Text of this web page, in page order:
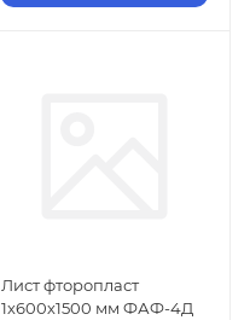
Лист фторопласт
1х600х1500 мм ФАФ-4Д